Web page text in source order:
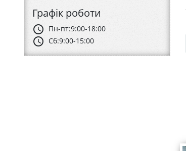
Графік роботи
schedule Пн-пт:9:00-18:00
schedule Сб:9:00-15:00